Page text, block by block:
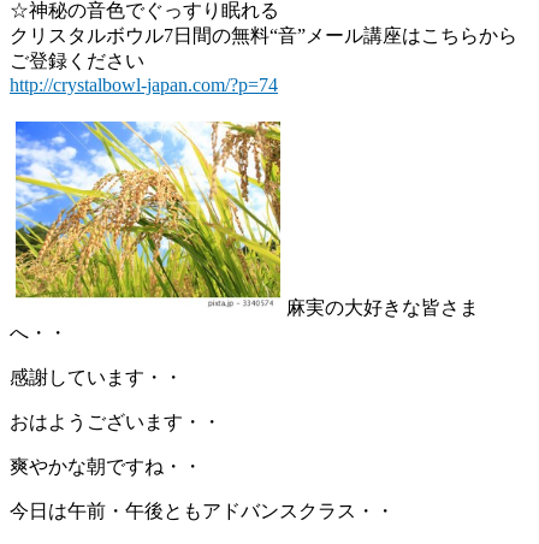
☆神秘の音色でぐっすり眠れる
クリスタルボウル7日間の無料“音”メール講座はこちらから
ご登録ください
http://crystalbowl-japan.com/?p=74
麻実の大好きな皆さま
へ・・
感謝しています・・
おはようございます・・
爽やかな朝ですね・・
今日は午前・午後ともアドバンスクラス・・